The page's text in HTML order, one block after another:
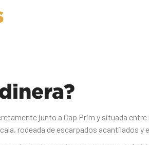
junto a Cap Prim y situada entre
rodeada de escarpados acantilados y